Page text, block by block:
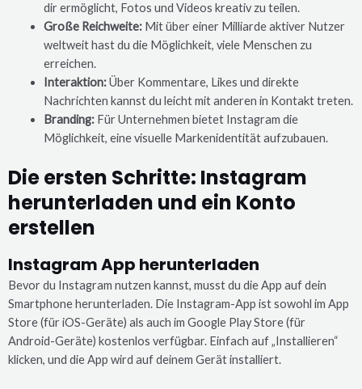
dir ermöglicht, Fotos und Videos kreativ zu teilen.
Große Reichweite:Mit über einer Milliarde aktiver Nutzer
weltweit hast du die Möglichkeit, viele Menschen zu
erreichen.
Interaktion:Über Kommentare, Likes und direkte
Nachrichten kannst du leicht mit anderen in Kontakt treten.
Branding:Für Unternehmen bietet Instagram die
Möglichkeit, eine visuelle Markenidentität aufzubauen.
Die ersten Schritte: Instagram
herunterladen und ein Konto
erstellen
Instagram App herunterladen
Bevor du Instagram nutzen kannst, musst du die App auf dein
Smartphone herunterladen. Die Instagram-App ist sowohl im App
Store (für iOS-Geräte) als auch im Google Play Store (für
Android-Geräte) kostenlos verfügbar. Einfach auf „Installieren“
klicken, und die App wird auf deinem Gerät installiert.